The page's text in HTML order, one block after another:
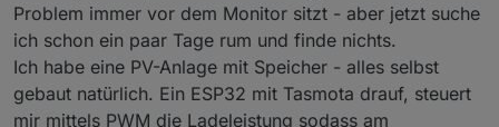
Problem immer vor dem Monitor sitzt - aber jetzt suche
ich schon ein paar Tage rum und finde nichts.
Ich habe eine PV-Anlage mit Speicher - alles selbst
gebaut natürlich. Ein ESP32 mit Tasmota drauf, steuert
mir mittels PWM die Ladeleistung sodass am